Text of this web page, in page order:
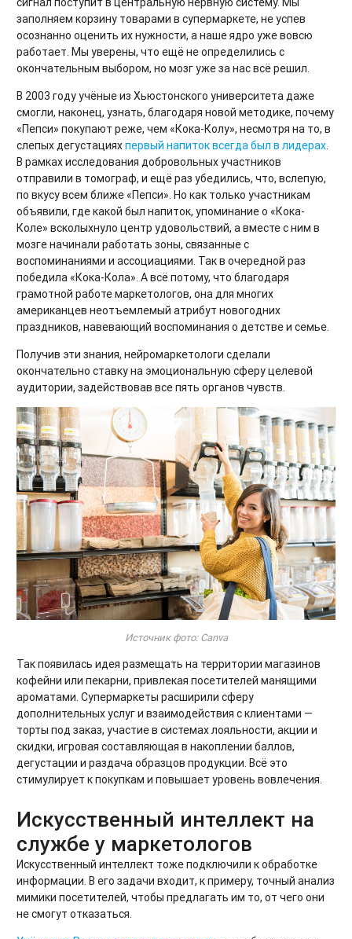
заполняем корзину товарами в супермаркете, не успев
осознанно оценить их нужности, а наше ядро уже вовсю
работает. Мы уверены, что ещё не определились с
окончательным выбором, но мозг уже за нас всё решил.
В 2003 году учёные из Хьюстонского университета даже
смогли, наконец, узнать, благодаря новой методике, почему
«Пепси» покупают реже, чем «Кока-Колу», несмотря на то, в
слепых дегустацияхпервый напиток всегда был в лидерах.
В рамках исследования добровольных участников
отправили в томограф, и ещё раз убедились, что, вслепую,
по вкусу всем ближе «Пепси». Но как только участникам
объявили, где какой был напиток, упоминание о «Кока-
Коле» всколыхнуло центр удовольствий, а вместе с ним в
мозге начинали работать зоны, связанные с
воспоминаниями и ассоциациями. Так в очередной раз
победила «Кока-Кола». А всё потому, что благодаря
грамотной работе маркетологов, она для многих
американцев неотъемлемый атрибут новогодних
праздников, навевающий воспоминания о детстве и семье.
Получив эти знания, нейромаркетологи сделали
окончательно ставку на эмоциональную сферу целевой
аудитории, задействовав все пять органов чувств.
Источник фото: Canva
Так появилась идея размещать на территории магазинов
кофейни или пекарни, привлекая посетителей манящими
ароматами. Супермаркеты расширили сферу
дополнительных услуг и взаимодействия с клиентами —
торты под заказ, участие в системах лояльности, акции и
скидки, игровая составляющая в накоплении баллов,
дегустации и раздача образцов продукции. Всё это
стимулирует к покупкам и повышает уровень вовлечения.
Искусственный интеллект на
службе у маркетологов
Искусственный интеллект тоже подключили к обработке
информации. В его задачи входит, к примеру, точный анализ
мимики посетителей, чтобы предлагать им то, от чего они
не смогут отказаться.